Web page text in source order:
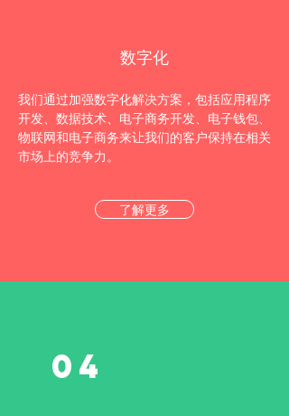
数字化
我们通过加强数字化解决方案，包括应用程序
开发、数据技术、电子商务开发、电子钱包、
物联网和电子商务来让我们的客户保持在相关
市场上的竞争力。
了解更多
04